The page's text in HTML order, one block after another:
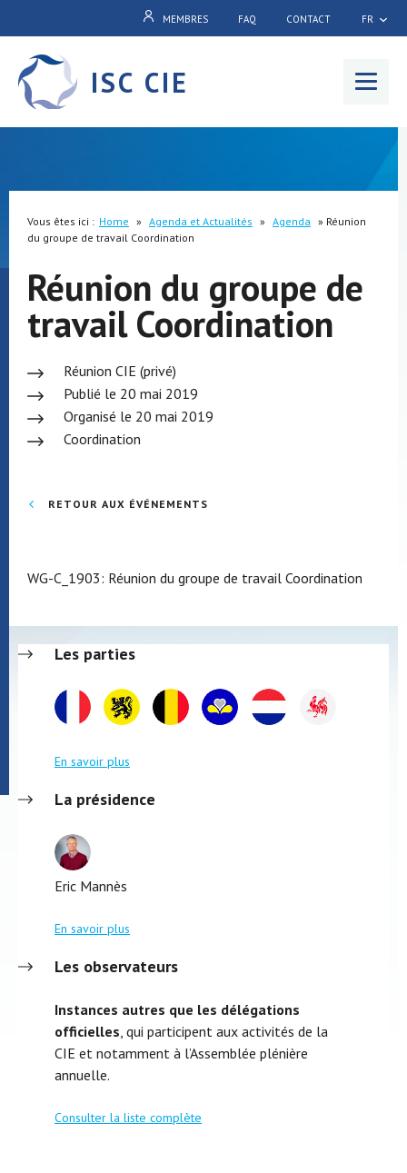
MEMBRES FAQ CONTACT FR
ISC CIE
Vous êtes ici : Home » Agenda et Actualités » Agenda » Réunion
du groupe de travail Coordination
Réunion du groupe de
travail Coordination
Réunion CIE (privé)
Publié le 20 mai 2019
Organisé le 20 mai 2019
Coordination
RETOUR AUX ÉVÉNEMENTS
WG-C_1903: Réunion du groupe de travail Coordination
Les parties
En savoir plus
La présidence
Eric Mannès
En savoir plus
Les observateurs
Instances autres que les délégations
officielles, qui participent aux activités de la
CIE et notamment à l’Assemblée plénière
annuelle.
Consulter la liste complète